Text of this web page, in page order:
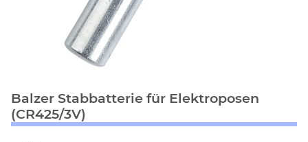
Balzer Stabbatterie für Elektroposen
(CR425/3V)